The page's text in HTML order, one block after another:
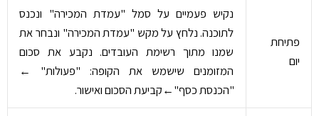
פתיחת
יום
נקיש פעמיים על סמל "עמדת המכירה" ונכנס
לתוכנה. נלחץ על מקש "עמדת המכירה" ונבחר את
שמנו מתוך רשימת העובדים. נקבע את סכום
המזומנים שישמש את הקופה: "פעולות" ←
"הכנסת כסף"←קביעת הסכום ואישור.